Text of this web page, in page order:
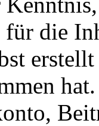
die